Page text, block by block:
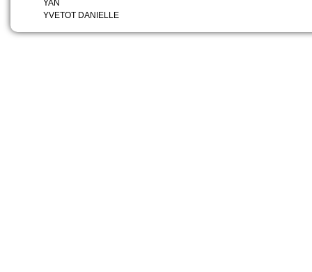
YAN
YVETOT DANIELLE